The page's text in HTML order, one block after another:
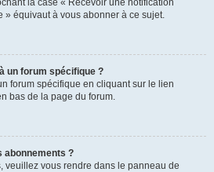
la case « Recevoir une notification
» équivaut à vous abonner à ce sujet.
un forum spécifique ?
forum spécifique en cliquant sur le lien
bas de la page du forum.
abonnements ?
veuillez vous rendre dans le panneau de